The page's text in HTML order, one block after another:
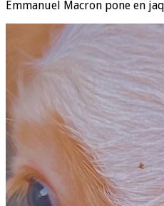
Emmanuel Macron pone en